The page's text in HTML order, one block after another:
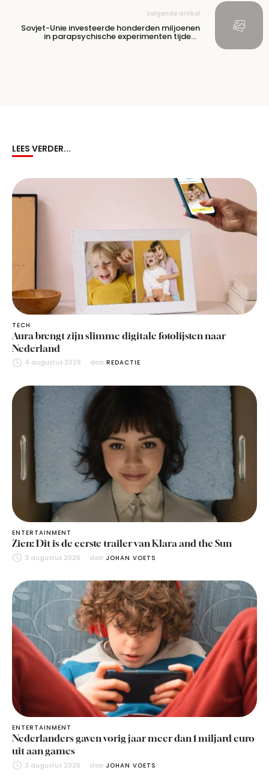
Volgende artikel
Sovjet-Unie investeerde honderden miljoenen
in parapsychische experimenten tijdens
Koude Oorlog
LEES VERDER...
TECH
Aura brengt zijn slimme digitale fotolijsten naar
Nederland
4 augustus 2026 door REDACTIE
ENTERTAINMENT
Zien: Dit is de eerste trailer van Klara and the Sun
3 augustus 2026 door JOHAN VOETS
ENTERTAINMENT
Nederlanders gaven vorig jaar meer dan 1 miljard euro
uit aan games
3 augustus 2026 door JOHAN VOETS